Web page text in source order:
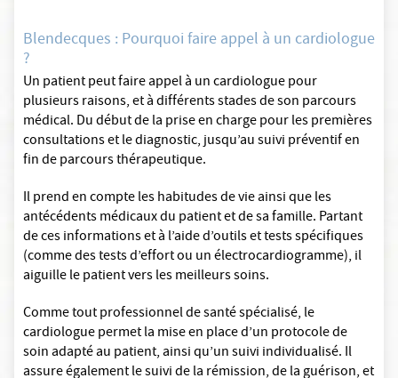
Blendecques : Pourquoi faire appel à un cardiologue
?
Un patient peut faire appel à un cardiologue pour
plusieurs raisons, et à différents stades de son parcours
médical. Du début de la prise en charge pour les premières
consultations et le diagnostic, jusqu’au suivi préventif en
fin de parcours thérapeutique.
Il prend en compte les habitudes de vie ainsi que les
antécédents médicaux du patient et de sa famille. Partant
de ces informations et à l’aide d’outils et tests spécifiques
(comme des tests d’effort ou un électrocardiogramme), il
aiguille le patient vers les meilleurs soins.
Comme tout professionnel de santé spécialisé, le
cardiologue permet la mise en place d’un protocole de
soin adapté au patient, ainsi qu’un suivi individualisé. Il
assure également le suivi de la rémission, de la guérison, et